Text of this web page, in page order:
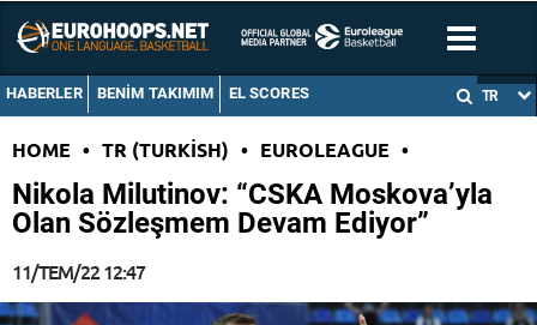
HABERLER BENIM TAKIMIM EL SCORES TR
HOME • TR (TURKISH) • EUROLEAGUE •
Nikola Milutinov: “CSKA Moskova’yla
Olan Sözleşmem Devam Ediyor”
11/TEM/22 12:47